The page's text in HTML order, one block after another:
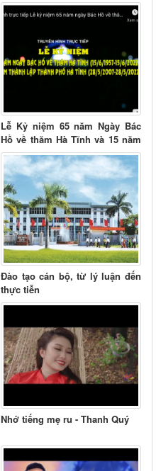
Lễ Kỷ niệm 65 năm Ngày Bác
Hồ về thăm Hà Tĩnh và 15 năm
thành lập thành phố...
Đào tạo cán bộ, từ lý luận đến
thực tiễn
Nhớ tiếng mẹ ru - Thanh Quý